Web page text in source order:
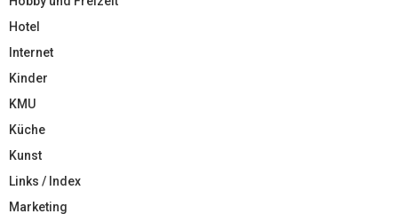
Hotel
Internet
Kinder
KMU
Küche
Kunst
Links / Index
Marketing